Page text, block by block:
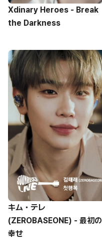
Xdinary Heroes - Break
the Darkness
キム・テレ
(ZEROBASEONE) - 最初の
幸せ